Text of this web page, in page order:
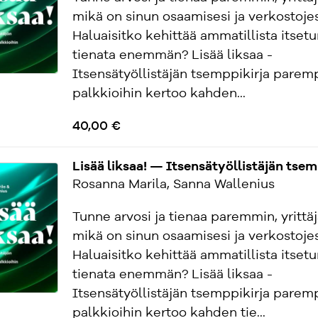
mikä on sinun osaamisesi ja
Haluaisitko kehittää ammatillista
tienata enemmän? Lisää liksaa -
Itsensätyöllistäjän tsemppikirja
palkkioihin kertoo kahden...
40,00 €
Lisää liksaa! — Itsensätyöllistäjän
Rosanna Marila, Sanna Wallenius
Tunne arvosi ja tienaa paremmin,
mikä on sinun osaamisesi ja
Haluaisitko kehittää ammatillista
tienata enemmän? Lisää liksaa -
Itsensätyöllistäjän tsemppikirja
palkkioihin kertoo kahden tie...